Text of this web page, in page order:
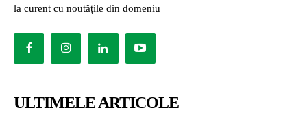
la curent cu noutățile din domeniu
ULTIMELE ARTICOLE